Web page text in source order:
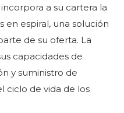
a su cartera la
espiral, una solución
de su oferta. La
capacidades de
y suministro de
ciclo de vida de los